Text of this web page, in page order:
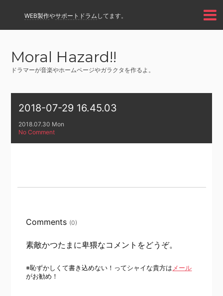
WEB製作やサポートドラム してます。
Moral Hazard!!
ドラマーが音楽やホームページやガラクタを作るよ。
2018-07-29 16.45.03
2018.07.30 Mon
No Comment
Comments (0)
素敵かつたまに卑猥なコメントをどうぞ。
※恥ずかしくて書き込めない！ってシャイな貴方は メール
がお勧め！